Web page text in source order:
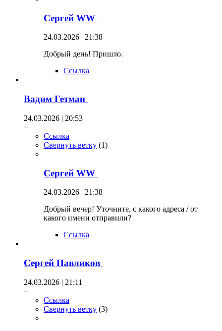
Сергей WW
24.03.2026 | 21:38
Добрый день! Пришло.
Ссылка
Вадим Гетман
24.03.2026 | 20:53
+
Ссылка
Свернуть ветку (1)
Сергей WW
24.03.2026 | 21:38
Добрый вечер! Уточните, с какого адреса / от
какого имени отправили?
Ссылка
Сергей Павликов
24.03.2026 | 21:11
+
Ссылка
Свернуть ветку (3)